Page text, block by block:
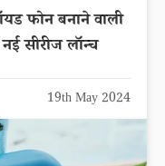
फोन बनाने वाली
सीरीज लॉन्च
19th May 2024